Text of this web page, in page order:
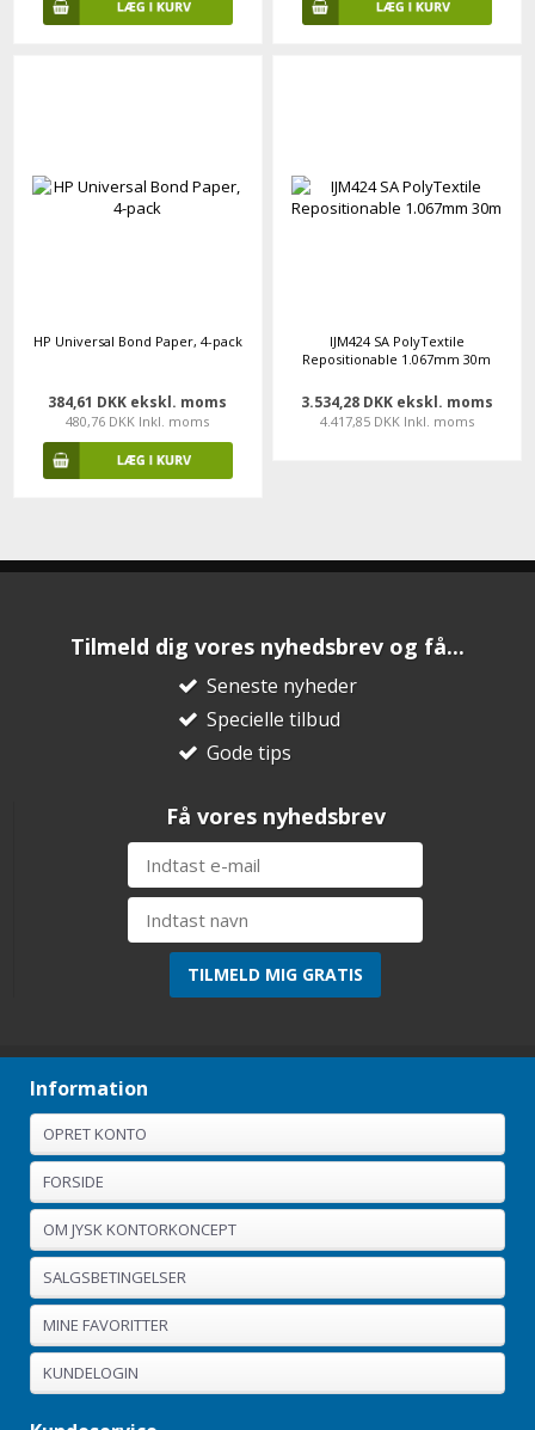
HP Universal Bond Paper, 4-pack
384,61 DKK ekskl. moms
480,76 DKK Inkl. moms
IJM424 SA PolyTextile
Repositionable 1.067mm 30m
3.534,28 DKK ekskl. moms
4.417,85 DKK Inkl. moms
Tilmeld dig vores nyhedsbrev og få...
Seneste nyheder
Specielle tilbud
Gode tips
Få vores nyhedsbrev
Information
OPRET KONTO
FORSIDE
OM JYSK KONTORKONCEPT
SALGSBETINGELSER
MINE FAVORITTER
KUNDELOGIN